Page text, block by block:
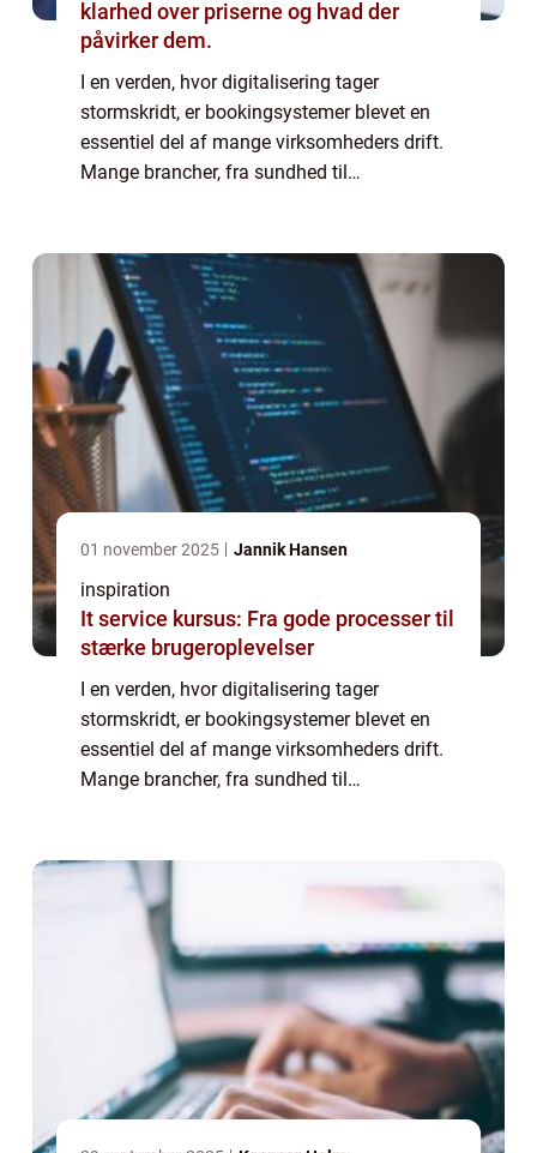
klarhed over priserne og hvad der
påvirker dem.
I en verden, hvor digitalisering tager
stormskridt, er bookingsystemer blevet en
essentiel del af mange virksomheders drift.
Mange brancher, fra sundhed til
bookings...
01 november 2025 Jannik Hansen
inspiration
It service kursus: Fra gode processer til
stærke brugeroplevelser
I en verden, hvor digitalisering tager
stormskridt, er bookingsystemer blevet en
essentiel del af mange virksomheders drift.
Mange brancher, fra sundhed til
bookings...